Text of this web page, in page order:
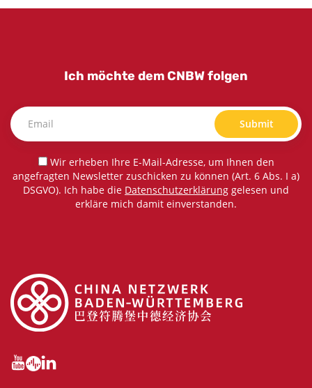
Ich möchte dem CNBW folgen
Submit
Wir erheben Ihre E-Mail-Adresse, um Ihnen den
angefragten Newsletter zuschicken zu können (Art. 6 Abs. I a)
DSGVO). Ich habe die Datenschutzerklärung gelesen und
erkläre mich damit einverstanden.